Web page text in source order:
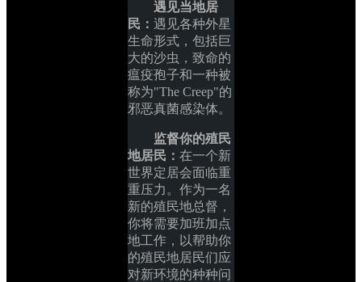
遇见当地居
民： 遇见各种外星
生命形式，包括巨
大的沙虫，致命的
瘟疫孢子和一种被
称为"The Creep"的
邪恶真菌感染体。
监督你的殖民
地居民： 在一个新
世界定居会面临重
重压力。作为一名
新的殖民地总督，
你将需要加班加点
地工作，以帮助你
的殖民地居民们应
对新环境的种种问